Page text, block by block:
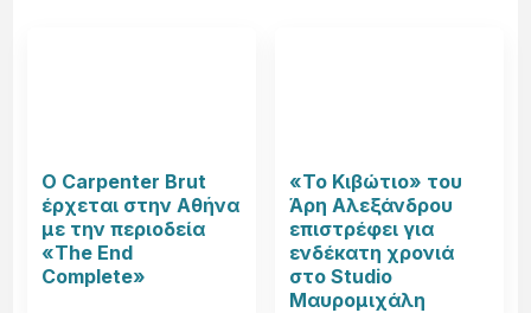
Ο Carpenter Brut
έρχεται στην Αθήνα
με την περιοδεία
«The End
Complete»
«Το Κιβώτιο» του
Άρη Αλεξάνδρου
επιστρέφει για
ενδέκατη χρονιά
στο Studio
Μαυρομιχάλη